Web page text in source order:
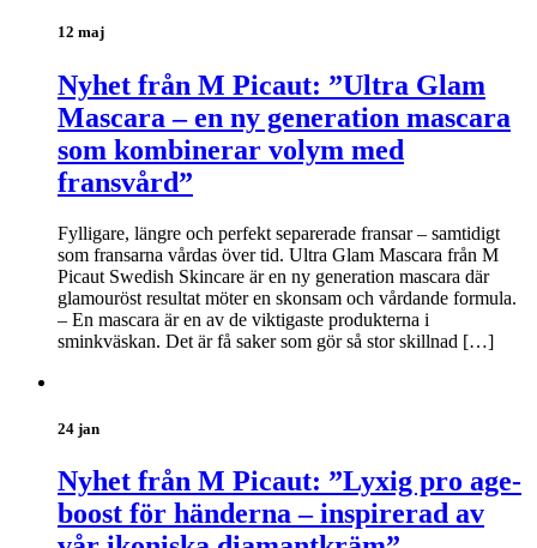
12 maj
Nyhet från M Picaut: ”Ultra Glam
Mascara – en ny generation mascara
som kombinerar volym med
fransvård”
Fylligare, längre och perfekt separerade fransar – samtidigt
som fransarna vårdas över tid. Ultra Glam Mascara från M
Picaut Swedish Skincare är en ny generation mascara där
glamouröst resultat möter en skonsam och vårdande formula.
– En mascara är en av de viktigaste produkterna i
sminkväskan. Det är få saker som gör så stor skillnad […]
24 jan
Nyhet från M Picaut: ”Lyxig pro age-
boost för händerna – inspirerad av